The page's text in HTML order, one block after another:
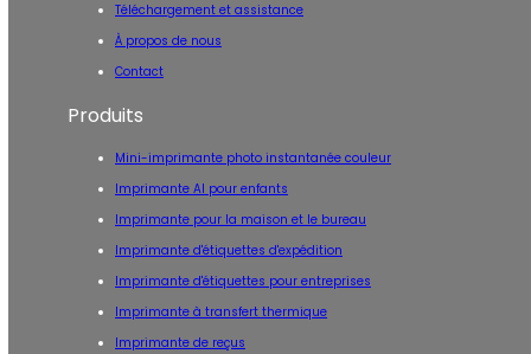
Téléchargement et assistance
À propos de nous
Contact
Produits
Mini-imprimante photo instantanée couleur
Imprimante AI pour enfants
Imprimante pour la maison et le bureau
Imprimante d'étiquettes d'expédition
Imprimante d'étiquettes pour entreprises
Imprimante à transfert thermique
Imprimante de reçus